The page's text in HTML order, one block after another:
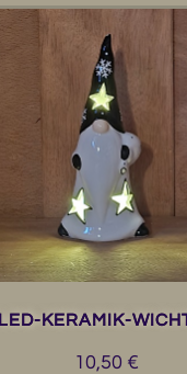
LED-KERAMIK-
10,50 €